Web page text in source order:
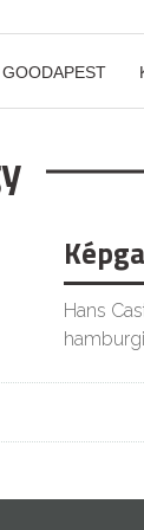
GOODAPEST
Hans